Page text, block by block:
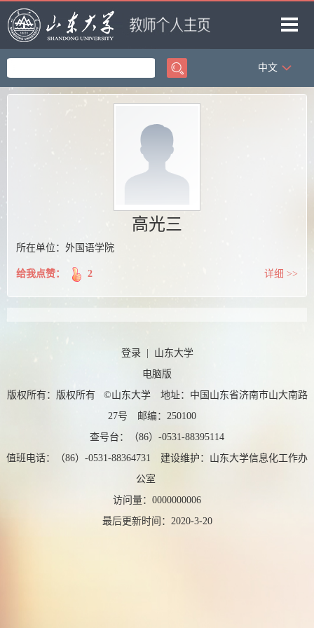
首页
教师博客
中文
高光三
所在单位：外国语学院
给我点赞： 2 详细 >>
登录| 山东大学
电脑版
版权所有：版权所有 ©山东大学 地址：中国山东省济南市山大南路
27号 邮编：250100
查号台：（86）-0531-88395114
值班电话：（86）-0531-88364731 建设维护：山东大学信息化工作办
公室
访问量： 0000000006
最后更新时间： 2020-3-20